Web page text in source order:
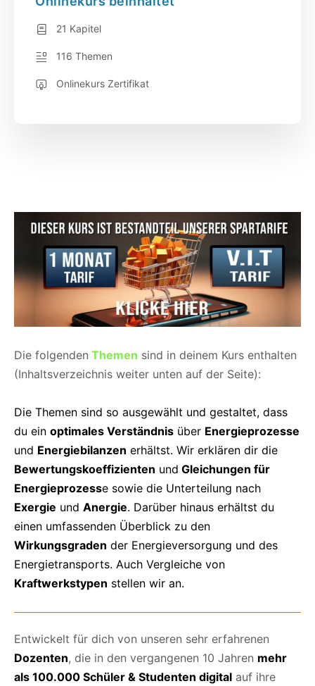
Die folgenden Themen sind in deinem Kurs enthalten
(Inhaltsverzeichnis weiter unten auf der Seite):
Die Themen sind so ausgewählt und gestaltet, dass
du ein optimales Verständnis über Energieprozesse
und Energiebilanzen erhältst. Wir erklären dir die
Bewertungskoeffizienten und Gleichungen für
Energieprozesse sowie die Unterteilung nach
Exergie und Anergie. Darüber hinaus erhältst du
einen umfassenden Überblick zu den
Wirkungsgraden der Energieversorgung und des
Energietransports. Auch Vergleiche von
Kraftwerkstypen stellen wir an.
Entwickelt für dich von unseren sehr erfahrenen
Dozenten, die in den vergangenen 10 Jahren mehr
als 100.000 Schüler & Studenten digital auf ihre
21 Kapitel
116 Themen
Onlinekurs Zertifikat